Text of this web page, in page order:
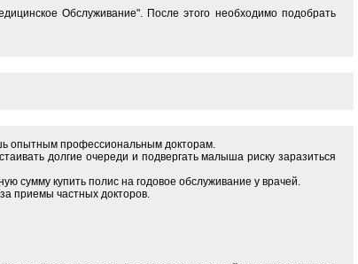
Обслуживание". После этого необходимо подобрать
опытным профессиональным докторам.
долгие очереди и подвергать малыша риску заразиться
сумму купить полис на годовое обслуживание у врачей.
приемы частных докторов.